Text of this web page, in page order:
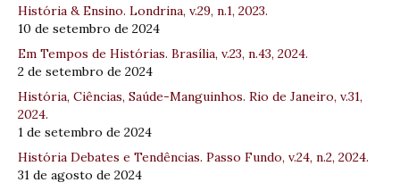
História & Ensino. Londrina, v.29, n.1, 2023.
10 de setembro de 2024
Em Tempos de Histórias. Brasília, v.23, n.43, 2024.
2 de setembro de 2024
História, Ciências, Saúde-Manguinhos. Rio de Janeiro, v.31,
2024.
1 de setembro de 2024
História Debates e Tendências. Passo Fundo, v.24, n.2, 2024.
31 de agosto de 2024